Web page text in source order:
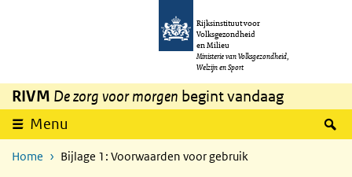
Overslaan en naar de inhoud gaan
Rijksinstituut voor
Volksgezondheid
en Milieu
Ministerie van Volksgezondheid,
Welzijn en Sport
RIVM De zorg voor morgen begint vandaag
Menu
Home Bijlage 1: Voorwaarden voor gebruik